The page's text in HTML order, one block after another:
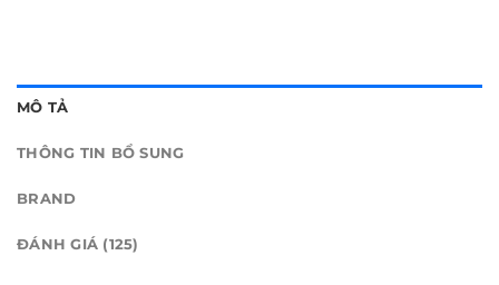
MÔ TẢ
THÔNG TIN BỔ SUNG
BRAND
ĐÁNH GIÁ (125)